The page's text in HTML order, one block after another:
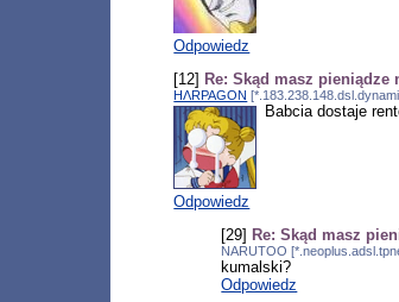
Odpowiedz
[12] Re: Skąd masz pieniądze
HΛRPAGON
Babcia dostaje
Odpowiedz
[29] Re: Skąd masz
NARUTOO
kumalski?
Odpowiedz